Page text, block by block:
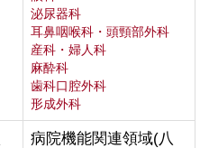
泌尿器科
耳鼻咽喉科・頭頸部外科
産科・婦人科
麻酔科
歯科口腔外科
形成外科
病院機能関連領域(八